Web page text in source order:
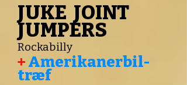
JUKE JOINT
JUMPERS
​Rockabilly
+Amerikanerbil-
træf